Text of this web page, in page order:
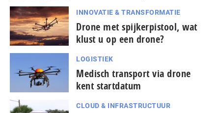
INNOVATIE & TRANSFORMATIE
Drone met spijkerpistool, wat
klust u op een drone?
LOGISTIEK
Medisch transport via drone
kent startdatum
CLOUD & INFRASTRUCTUUR